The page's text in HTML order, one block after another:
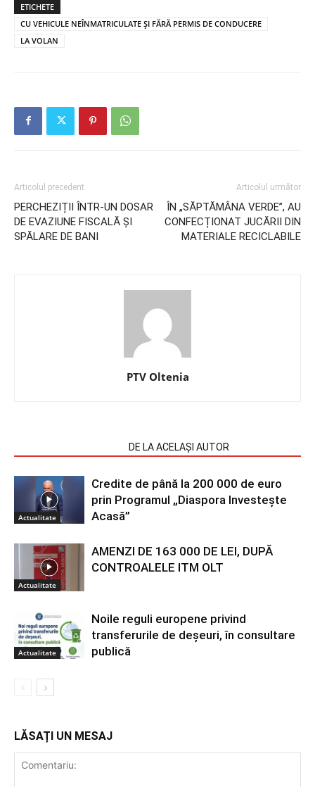
ETICHETE
CU VEHICULE NEÎNMATRICULATE ȘI FĂRĂ PERMIS DE CONDUCERE
LA VOLAN
Articolul precedent
PERCHEZIȚII ÎNTR-UN DOSAR
DE EVAZIUNE FISCALĂ ȘI
SPĂLARE DE BANI
Articolul următor
ÎN „SĂPTĂMÂNA VERDE”, AU
CONFECȚIONAT JUCĂRII DIN
MATERIALE RECICLABILE
PTV Oltenia
DE LA ACELAȘI AUTOR
Actualitate
Credite de până la 200 000 de euro
prin Programul „Diaspora Investește
Acasă”
Actualitate
AMENZI DE 163 000 DE LEI, DUPĂ
CONTROALELE ITM OLT
Actualitate
Noile reguli europene privind
transferurile de deșeuri, în consultare
publică
LĂSAȚI UN MESAJ